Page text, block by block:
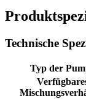
Technische
Typ der